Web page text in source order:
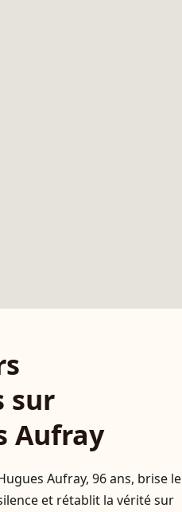
sur
Aufray
Aufray, 96 ans, brise le
et rétablit la vérité sur